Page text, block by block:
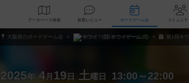
データベース 検索 新着レビュー ボードゲーム会
大阪府のボードゲーム会 キウイ！(旧:キウイゲームズ) 第1回キ
2025年 4月 19 日 土 曜日 13:00～22:00